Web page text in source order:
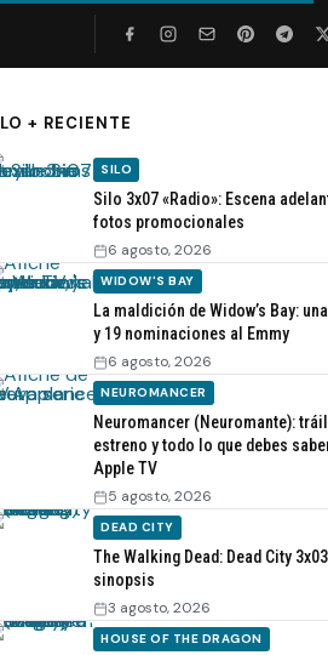
LO + RECIENTE
SILO
Silo 3x07 «Radio»: Escena
fotos promocionales
6 agosto, 2026
WIDOW'S BAY
La maldición de Widow’s Bay:
y 19 nominaciones al Emmy
6 agosto, 2026
NEUROMANCER
Neuromancer (Neuromante):
estreno y todo lo que debes
Apple TV
5 agosto, 2026
DEAD CITY
The Walking Dead: Dead City
sinopsis
3 agosto, 2026
HOUSE OF THE DRAGON